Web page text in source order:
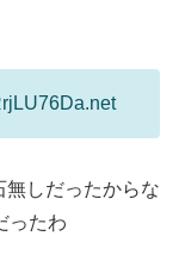
無しだったからな
ったわ